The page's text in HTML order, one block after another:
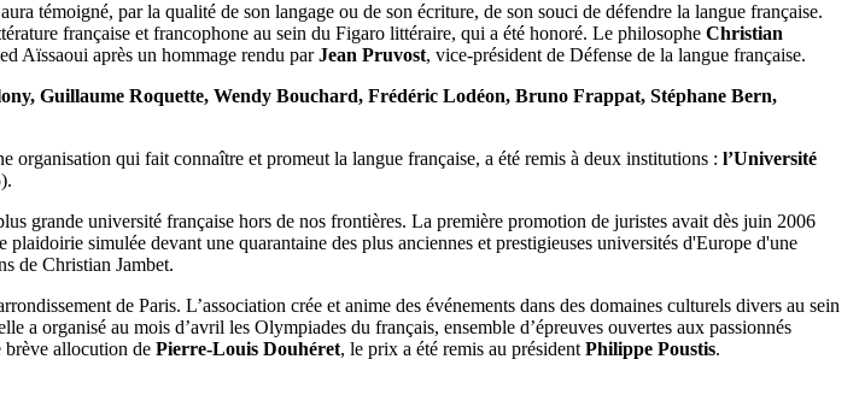
témoigné, par la qualité de son langage ou de son écriture, de son souci de défendre la langue française.
française et francophone au sein du Figaro littéraire, qui a été honoré. Le philosophe Christian
Aïssaoui après un hommage rendu parJean Pruvost, vice-président de Défense de la langue française.
Guillaume Roquette, Wendy Bouchard, Frédéric Lodéon, Bruno Frappat, Stéphane Bern,
organisation qui fait connaître et promeut la langue française, a été remis à deux institutions : l’Université
grande université française hors de nos frontières. La première promotion de juristes avait dès juin 2006
simulée devant une quarantaine des plus anciennes et prestigieuses universités d'Europe d'une
de Christian Jambet.
de Paris. L’association crée et anime des événements dans des domaines culturels divers au sein
a organisé au mois d’avril les Olympiades du français, ensemble d’épreuves ouvertes aux passionnés
brève allocution de Pierre-Louis Douhéret, le prix a été remis au président Philippe Poustis.